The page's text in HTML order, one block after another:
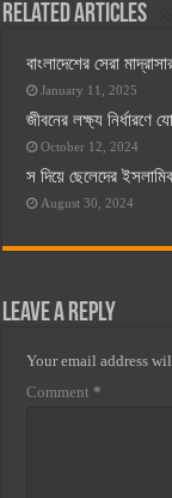
Related Articles
বাংলাদেশের সেরা
January 11, 2025
জীবনের লক্ষ্য নির্ধারণে
October 12, 2024
স দিয়ে ছেলেদের
August 30, 2024
Leave a Reply
Your email address
Comment *